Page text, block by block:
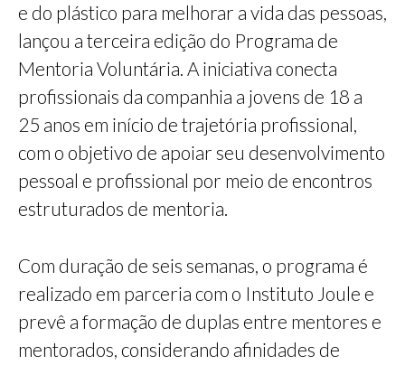
e do plástico para melhorar a vida das pessoas,
lançou a terceira edição do Programa de
Mentoria Voluntária. A iniciativa conecta
profissionais da companhia a jovens de 18 a
25 anos em início de trajetória profissional,
com o objetivo de apoiar seu desenvolvimento
pessoal e profissional por meio de encontros
estruturados de mentoria.
Com duração de seis semanas, o programa é
realizado em parceria com o Instituto Joule e
prevê a formação de duplas entre mentores e
mentorados, considerando afinidades de